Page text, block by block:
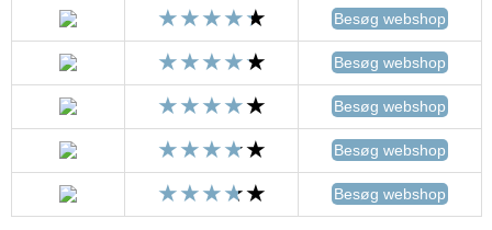
Besøg webshop
Besøg webshop
Besøg webshop
Besøg webshop
Besøg webshop